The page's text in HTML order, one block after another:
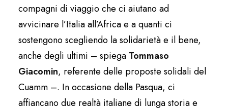
compagni di viaggio che ci aiutano ad
avvicinare l’Italia all’Africa e a quanti ci
sostengono scegliendo la solidarietà e il bene,
anche degli ultimi – spiega Tommaso
Giacomin, referente delle proposte solidali del
Cuamm –. In occasione della Pasqua, ci
affiancano due realtà italiane di lunga storia e